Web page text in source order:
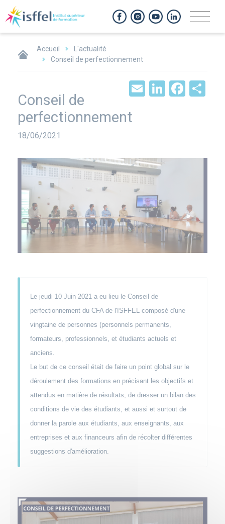
Accueil
L'actualité
Conseil de perfectionnement
LinkedIn
Email
Conseil de
perfectionnement
Date
18/06/2021
Le jeudi 10 Juin 2021 a eu lieu le Conseil de
perfectionnement du CFA de l'ISFFEL composé d'une
vingtaine de personnes (personnels permanents,
formateurs, professionnels, et étudiants actuels et
anciens.
Le but de ce conseil était de faire un point global sur le
déroulement des formations en précisant les objectifs et
attendus en matière de résultats, de dresser un bilan des
conditions de vie des étudiants, et aussi et surtout de
donner la parole aux étudiants, aux enseignants, aux
entreprises et aux financeurs afin de récolter différentes
suggestions d'amélioration.
Panneau de gestion des cookies